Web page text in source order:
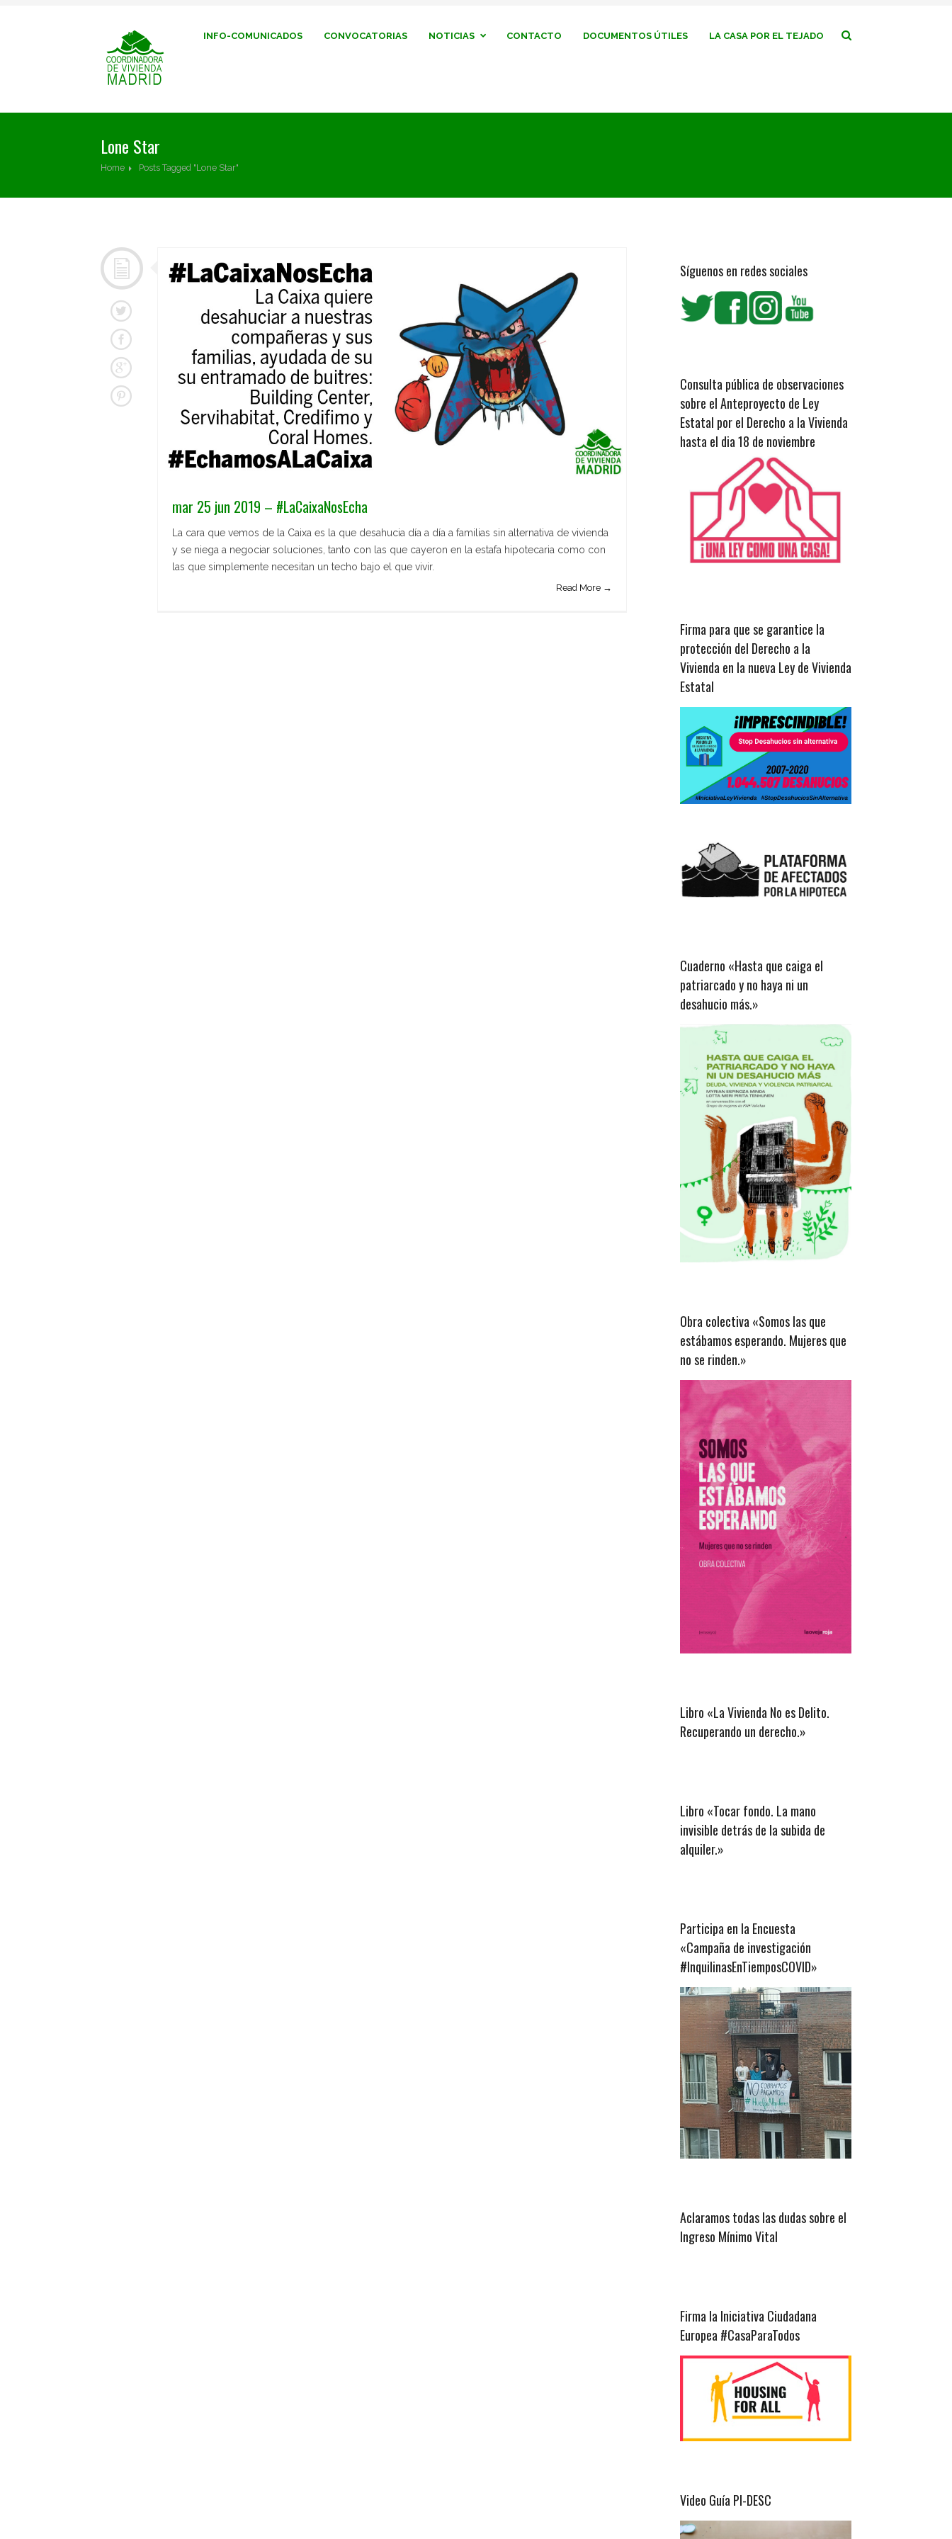
INFO-COMUNICADOS CONVOCATORIAS NOTICIAS CONTACTO DOCUMENTOS ÚTILES LA CASA POR EL TEJADO
Lone Star
Home Posts Tagged "Lone Star"
mar 25 jun 2019 – #LaCaixaNosEcha
La cara que vemos de la Caixa es la que desahucia día a día a familias sin alternativa de vivienda
y se niega a negociar soluciones, tanto con las que cayeron en la estafa hipotecaria como con
las que simplemente necesitan un techo bajo el que vivir.
Read More →
Síguenos en redes sociales
Consulta pública de observaciones
sobre el Anteproyecto de Ley
Estatal por el Derecho a la Vivienda
hasta el dia 18 de noviembre
Firma para que se garantice la
protección del Derecho a la
Vivienda en la nueva Ley de Vivienda
Estatal
Cuaderno «Hasta que caiga el
patriarcado y no haya ni un
desahucio más.»
Obra colectiva «Somos las que
estábamos esperando. Mujeres que
no se rinden.»
Libro «La Vivienda No es Delito.
Recuperando un derecho.»
Libro «Tocar fondo. La mano
invisible detrás de la subida de
alquiler.»
Participa en la Encuesta
«Campaña de investigación
#InquilinasEnTiemposCOVID»
Aclaramos todas las dudas sobre el
Ingreso Mínimo Vital
Firma la Iniciativa Ciudadana
Europea #CasaParaTodos
Video Guía PI-DESC